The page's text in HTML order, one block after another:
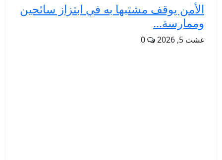
الأمن يوقف مشتبها به في ابتزاز سائحين
وممارسة...
غشت 5, 2026 0